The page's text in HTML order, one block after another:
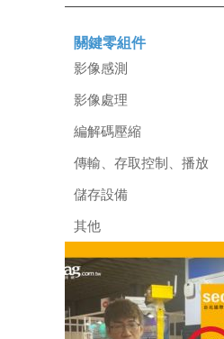
關鍵零組件
影像感測
影像處理
編解碼壓縮
傳輸、存取控制、播放
儲存設備
其他